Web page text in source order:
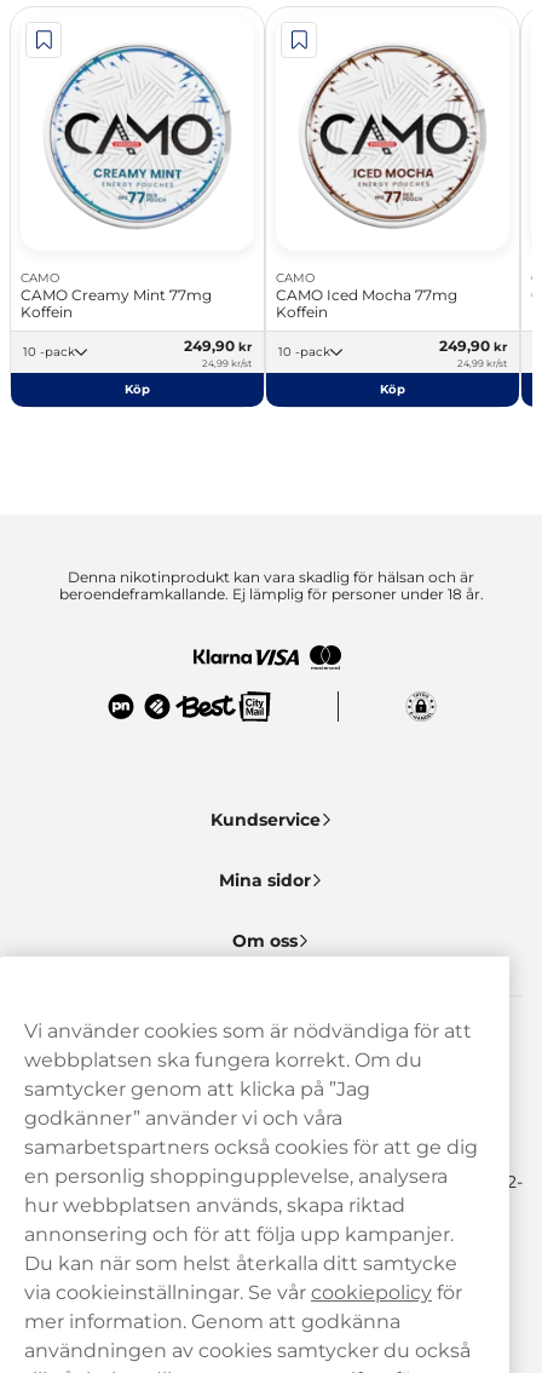
CAMO
CAMO Creamy Mint 77mg
Koffein
10 -pack 249,90 kr
24,99 kr/st
Köp
CAMO
CAMO Iced Mocha 77mg
Koffein
10 -pack 249,90 kr
24,99 kr/st
Köp
Denna nikotinprodukt kan vara skadlig för hälsan och är
beroendeframkallande. Ej lämplig för personer under 18 år.
Behöver du hjälp? Kontakta oss gärna!
hej@haypp.com
08 517 910 97
Mån-Tor 8.00-17.00 | Fre 9.00-17.00 | (Lunchstängt må-fre 12-
13)
Kundservice
Mina sidor
Om oss
Vi använder cookies som är nödvändiga för att
webbplatsen ska fungera korrekt. Om du
samtycker genom att klicka på ”Jag
godkänner” använder vi och våra
samarbetspartners också cookies för att ge dig
en personlig shoppingupplevelse, analysera
hur webbplatsen används, skapa riktad
annonsering och för att följa upp kampanjer.
Du kan när som helst återkalla ditt samtycke
via cookieinställningar. Se vår cookiepolicy för
mer information. Genom att godkänna
användningen av cookies samtycker du också